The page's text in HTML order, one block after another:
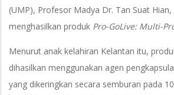
(UMP), Profesor Madya Dr. Tan Suat Hian,
menghasilkan produk Pro-GoLive: Multi-
Menurut anak kelahiran Kelantan itu,
dihasilkan menggunakan agen
yang dikeringkan secara semburan pada